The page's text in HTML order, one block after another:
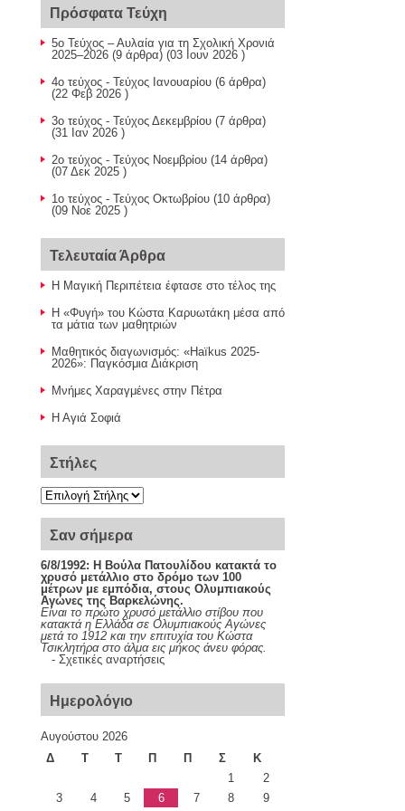
Πρόσφατα Τεύχη
5ο Τεύχος – Αυλαία για τη Σχολική Χρονιά
2025–2026 (9 άρθρα) (03 Ιουν 2026 )
4ο τεύχος - Τεύχος Ιανουαρίου (6 άρθρα)
(22 Φεβ 2026 )
3ο τεύχος - Τεύχος Δεκεμβρίου (7 άρθρα)
(31 Ιαν 2026 )
2ο τεύχος - Τεύχος Νοεμβρίου (14 άρθρα)
(07 Δεκ 2025 )
1ο τεύχος - Τεύχος Οκτωβρίου (10 άρθρα)
(09 Νοε 2025 )
Τελευταία Άρθρα
Η Μαγική Περιπέτεια έφτασε στο τέλος της
Η «Φυγή» του Κώστα Καρυωτάκη μέσα από
τα μάτια των μαθητριών
Μαθητικός διαγωνισμός: «Haïkus 2025-
2026»: Παγκόσμια Διάκριση
Μνήμες Χαραγμένες στην Πέτρα
Η Αγιά Σοφιά
Στήλες
Σαν σήμερα
6/8/1992: Η Βούλα Πατουλίδου κατακτά το
χρυσό μετάλλιο στο δρόμο των 100
μέτρων με εμπόδια, στους Ολυμπιακούς
Αγώνες της Βαρκελώνης.
Είναι το πρώτο χρυσό μετάλλιο στίβου που
κατακτά η Ελλάδα σε Ολυμπιακούς Αγώνες
μετά το 1912 και την επιτυχία του Κώστα
Τσικλητήρα στο άλμα εις μήκος άνευ φόρας.
- Σχετικές αναρτήσεις
Ημερολόγιο
Αυγούστου 2026
Δ
Τ Τ Π Π Σ
Κ
1
2
3
4 5 6 7 8
9